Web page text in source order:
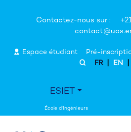
Contactez-nous sur :
Espace étudiant Pré-
FR
EN
ESIET